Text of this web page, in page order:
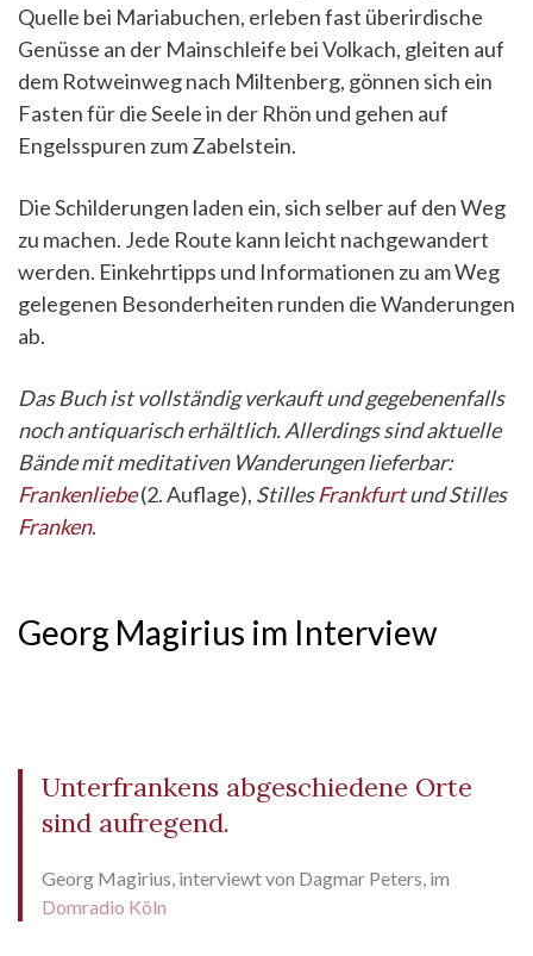
Quelle bei Mariabuchen, erleben fast überirdische
Genüsse an der Mainschleife bei Volkach, gleiten auf
dem Rotweinweg nach Miltenberg, gönnen sich ein
Fasten für die Seele in der Rhön und gehen auf
Engelsspuren zum Zabelstein.
Die Schilderungen laden ein, sich selber auf den Weg
zu machen. Jede Route kann leicht nachgewandert
werden. Einkehrtipps und Informationen zu am Weg
gelegenen Besonderheiten runden die Wanderungen
ab.
Das Buch ist vollständig verkauft und gegebenenfalls
noch antiquarisch erhältlich. Allerdings sind aktuelle
Bände mit meditativen Wanderungen lieferbar:
Frankenliebe(2. Auflage), StillesFrankfurtundStilles
Franken.
Georg Magirius im Interview
Unterfrankens abgeschiedene Orte
sind aufregend.
Georg Magirius, interviewt von Dagmar Peters, im
Domradio Köln